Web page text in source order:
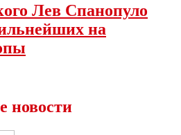
Лев Спанопуло
на
новости